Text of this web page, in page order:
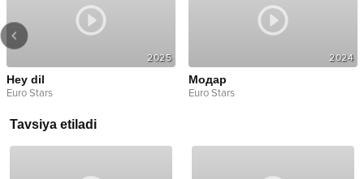
2025
Hey dil
Euro Stars
2024
Модар
Euro Stars
Tavsiya etiladi